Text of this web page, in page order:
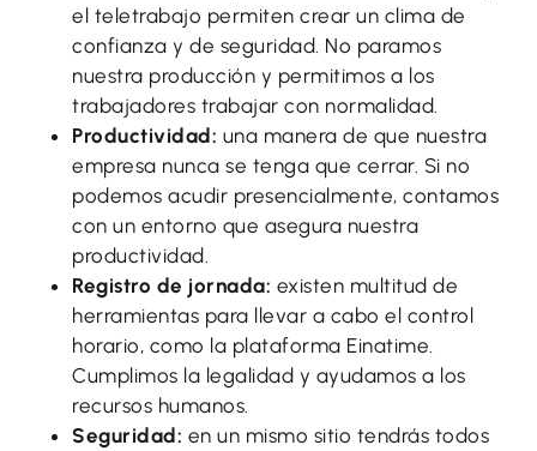
el teletrabajo permiten crear un clima de
confianza y de seguridad. No paramos
nuestra producción y permitimos a los
trabajadores trabajar con normalidad.
Productividad: una manera de que nuestra
empresa nunca se tenga que cerrar. Si no
podemos acudir presencialmente, contamos
con un entorno que asegura nuestra
productividad.
Registro de jornada: existen multitud de
herramientas para llevar a cabo el control
horario, como la plataforma Einatime.
Cumplimos la legalidad y ayudamos a los
recursos humanos.
Seguridad: en un mismo sitio tendrás todos